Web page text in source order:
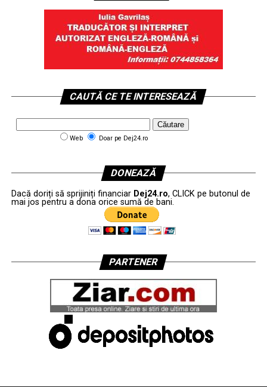
CAUTĂ CE TE INTERESEAZĂ
Web Doar pe Dej24.ro
DONEAZĂ
Dacă doriți să sprijiniți financiar Dej24.ro, CLICK pe butonul de
mai jos pentru a dona orice sumă de bani.
PARTENER